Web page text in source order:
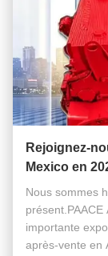
Rejoignez-
Mexico en
Nous sommes
importante
après-vente en